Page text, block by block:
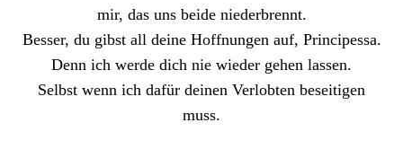
mir, das uns beide niederbrennt.
Besser, du gibst all deine Hoffnungen auf, Principessa.
Denn ich werde dich nie wieder gehen lassen.
Selbst wenn ich dafür deinen Verlobten beseitigen
muss.